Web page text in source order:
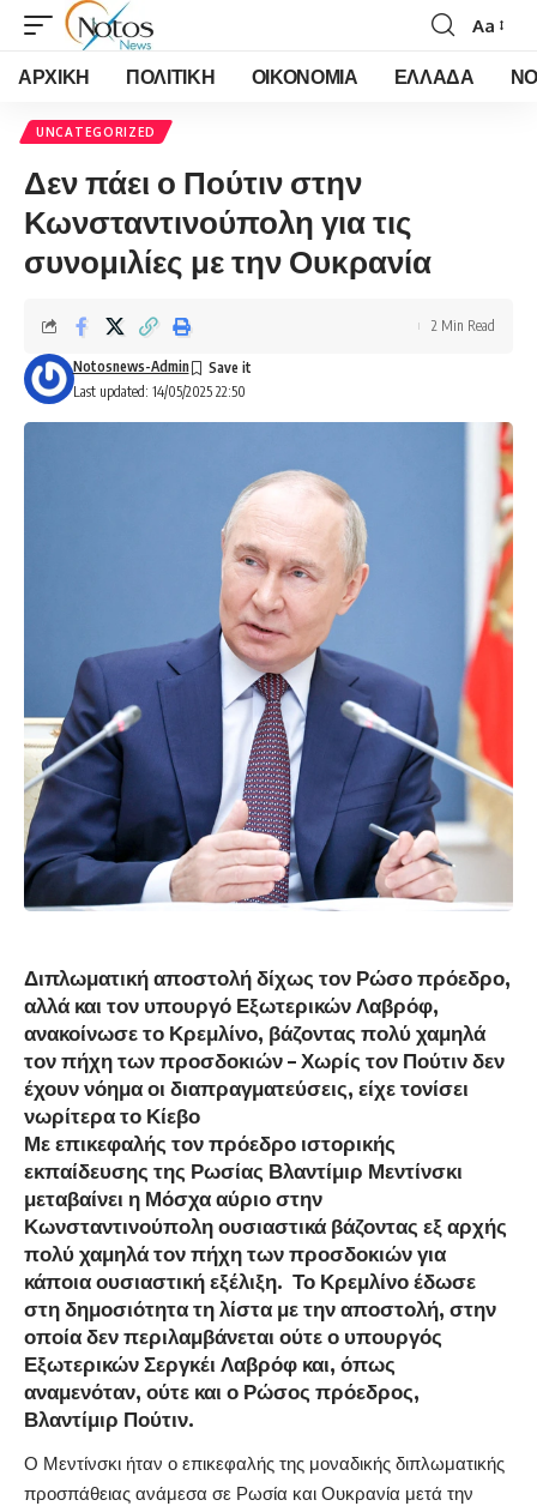
Font
Resizer
Aa
ΑΡΧΙΚΗ ΠΟΛΙΤΙΚΗ ΟΙΚΟΝΟΜΙΑ ΕΛΛΑΔΑ
UNCATEGORIZED
Δεν πάει ο Πούτιν στην
Κωνσταντινούπολη για τις
συνομιλίες με την Ουκρανία
Last updated: 14/05/2025 22:50
Notosnews-Admin
2 Min Read
Διπλωματική αποστολή δίχως τον Ρώσο πρόεδρο,
αλλά και τον υπουργό Εξωτερικών Λαβρόφ,
ανακοίνωσε το Κρεμλίνο, βάζοντας πολύ χαμηλά
τον πήχη των προσδοκιών – Χωρίς τον Πούτιν δεν
έχουν νόημα οι διαπραγματεύσεις, είχε τονίσει
νωρίτερα το Κίεβο
Με επικεφαλής τον πρόεδρο ιστορικής
εκπαίδευσης της Ρωσίας Βλαντίμιρ Μεντίνσκι
μεταβαίνει η Μόσχααύριο στην
Κωνσταντινούποληουσιαστικά βάζοντας εξ αρχής
πολύ χαμηλά τον πήχη των προσδοκιών για
κάποια ουσιαστική εξέλιξη. Το Κρεμλίνο έδωσε
στη δημοσιότητα τη λίστα με την αποστολή, στην
οποία δεν περιλαμβάνεται ούτε ο υπουργός
Εξωτερικών Σεργκέι Λαβρόφ και, όπως
αναμενόταν, ούτε και ο Ρώσος πρόεδρος,
Βλαντίμιρ Πούτιν.
Ο Μεντίνσκι ήταν ο επικεφαλής της μοναδικής διπλωματικής
προσπάθειας ανάμεσα σε Ρωσία και Ουκρανία μετά την